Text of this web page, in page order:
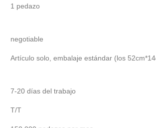
1 pedazo
negotiable
Artículo solo, embalaje estándar (los
7-20 días del trabajo
T/T